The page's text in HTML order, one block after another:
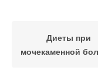
Диеты при
мочекаменной